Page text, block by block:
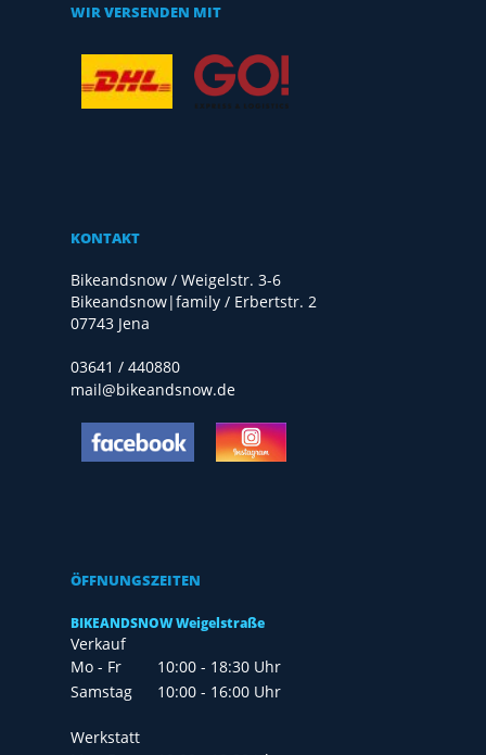
WIR VERSENDEN MIT
KONTAKT
Bikeandsnow / Weigelstr. 3-6
Bikeandsnow|family / Erbertstr. 2
07743 Jena
03641 / 440880
mail@bikeandsnow.de
ÖFFNUNGSZEITEN
BIKEANDSNOW Weigelstraße
Verkauf
Mo - Fr
10:00 - 18:30 Uhr
Samstag
10:00 - 16:00 Uhr
Werkstatt